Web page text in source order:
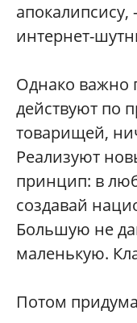
интернет-
Однако важно
действуют по
товарищей,
Реализуют
принцип: в
создавай
Большую не
маленькую.
Потом